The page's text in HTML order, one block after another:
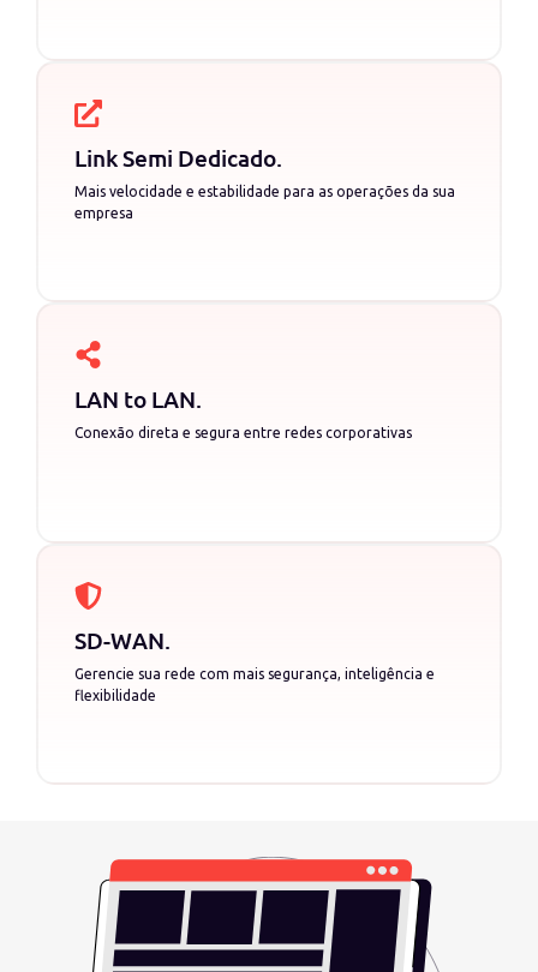
Link Semi Dedicado.
Mais velocidade e estabilidade para as operações da sua
empresa
LAN to LAN.
Conexão direta e segura entre redes corporativas
SD-WAN.
Gerencie sua rede com mais segurança, inteligência e
flexibilidade